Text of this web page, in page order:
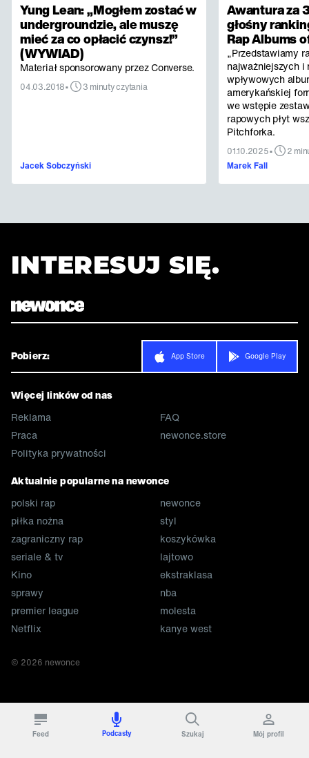
Yung Lean: „Mogłem zostać w
undergroundzie, ale muszę
mieć za co opłacić czynsz!”
(WYWIAD)
Materiał sponsorowany przez Converse.
04.03.2018• 3 minuty czytania
Jacek Sobczyński
Awantura za
głośny
Rap Albums
„Przedstawiamy
najważniejszych i
wpływowych
amerykańskiej
we wstępie
rapowych płyt
Pitchforka.
01.10.2025•
2
Marek Fall
INTERESUJ SIĘ.
Pobierz: App Store Google Play
Więcej linków od nas
Reklama
Praca
Polityka prywatności
FAQ
newonce.store
Aktualnie popularne na newonce
polski rap
piłka nożna
zagraniczny rap
seriale & tv
Kino
sprawy
premier league
Netflix
newonce
styl
koszykówka
lajtowo
ekstraklasa
nba
molesta
kanye west
© 2026 newonce
Feed Podcasty Szukaj Mój profil